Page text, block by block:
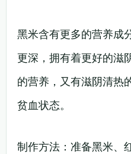
黑米含有更多的营养成
更深，拥有着更好的滋
的营养，又有滋阴清热
贫血状态。
制作方法：准备黑米、